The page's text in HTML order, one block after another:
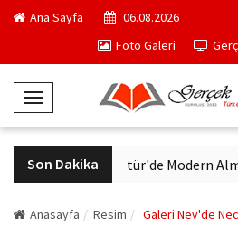
Ana Sayfa
06.08.2026
Foto Galeri
T
o
g
g
e
Son Dakika
VakıfBank Kültür'de Modern
Anasayfa Resim Galeri Nev'de